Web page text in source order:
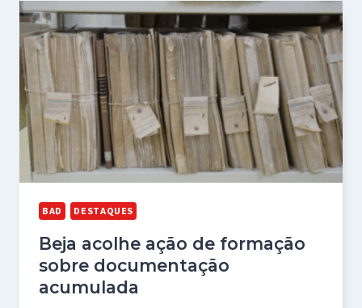
BAD DESTAQUES
Beja acolhe ação de formação
sobre documentação
acumulada